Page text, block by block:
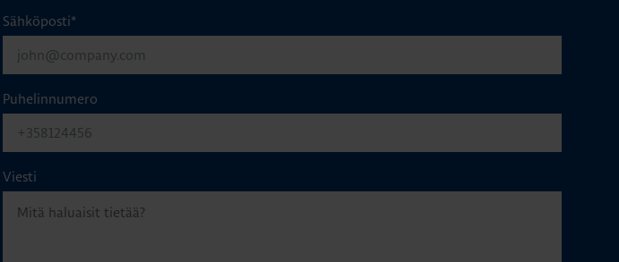
Sähköposti*
Puhelinnumero
Viesti